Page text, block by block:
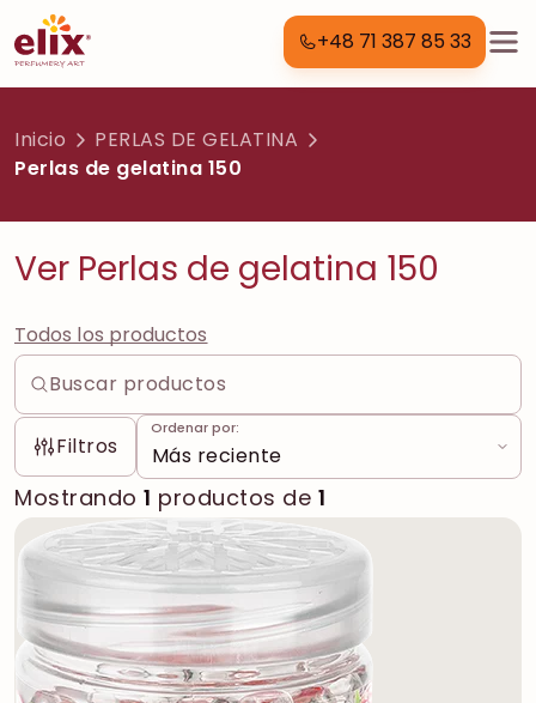
+48 71 387 85 33
Inicio
PERLAS DE GELATINA
Perlas de gelatina 150
Ver Perlas de gelatina 150
Todos los productos
Filtros
Ordenar por:
Mostrando 1 productos de 1